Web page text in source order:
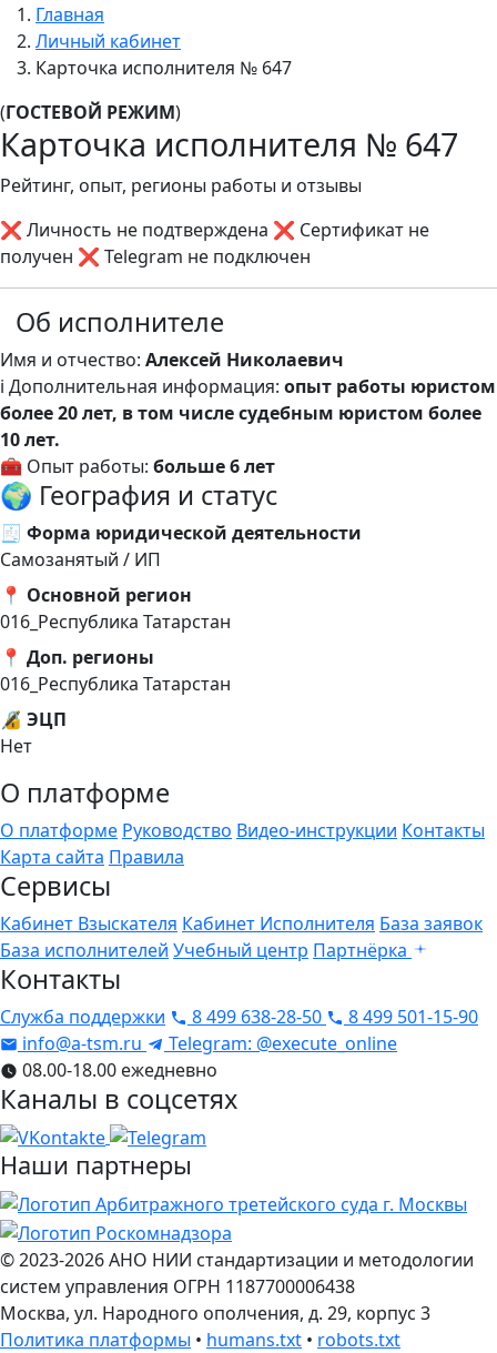
Главная
Личный кабинет
Карточка исполнителя № 647
(ГОСТЕВОЙ РЕЖИМ)
Карточка исполнителя № 647
Рейтинг, опыт, регионы работы и отзывы
❌ Личность не подтверждена ❌ Сертификат не
получен ❌ Telegram не подключен
Об исполнителе
Имя и отчество: Алексей Николаевич
ℹ️ Дополнительная информация: опыт работы юристом
более 20 лет, в том числе судебным юристом более
10 лет.
🧰 Опыт работы: больше 6 лет
🌍 География и статус
🧾 Форма юридической деятельности
Самозанятый / ИП
📍 Основной регион
016_Республика Татарстан
📍 Доп. регионы
016_Республика Татарстан
🔏 ЭЦП
Нет
О платформе
О платформе Руководство Видео-инструкции Контакты
Карта сайта Правила
Сервисы
Кабинет Взыскателя Кабинет Исполнителя База заявок
База исполнителей Учебный центр Партнёрка
Контакты
Служба поддержки 8 499 638-28-50
8 499 501-15-90
info@a-tsm.ru
Telegram: @execute_online
08.00-18.00 ежедневно
Каналы в соцсетях
Наши партнеры
© 2023-2026АНО НИИ стандартизации и методологии
систем управления ОГРН 1187700006438
Москва, ул. Народного ополчения, д. 29, корпус 3
Политика платформы • humans.txt • robots.txt